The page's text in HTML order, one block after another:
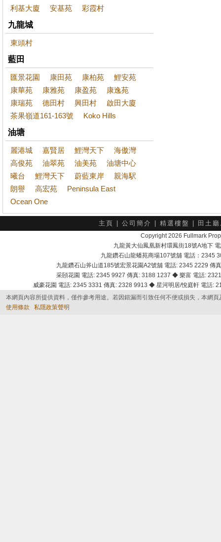
利基大廈 安基苑 彩霞村
九龍城
東頭村
藍田
匯景花園 康田苑 康柏苑
鯉安苑
康華苑
康雅苑 康盈苑
康逸苑
康瑞苑
德田村 興田村
啟田大廈
茶果嶺道161-163號
Koko Hills
油塘
麗港城 嘉賢居 鯉灣天下
海傲灣
高俊苑
油翠苑 油美苑
油塘中心
曦台
鯉灣天下 蔚藍東岸
親海駅
朗譽
高宏苑
Peninsula East
Ocean One
主頁 公司簡介 精選樓盤 田土
Copyright 2026 Fullmark
九龍黃大仙鳳凰新村環鳳街18號A地下
九龍鑽石山龍蟠苑商場107號舖 電話：2345
九龍鑽石山斧山道185號宏景花園A2號舖 電話: 2345 2229
采頣花園 電話: 2345 9927 傳真: 3188 1237 ◆ 樂富 電話:
威豪花園 電話: 2345 3331 傳真: 2328 9913 ◆ 星河明居/悅庭軒 電話
本網頁內容所提供資料，僅作參考用途。若因錯漏而引致任何不便或損失，本網
使用條款
私隱政策聲明